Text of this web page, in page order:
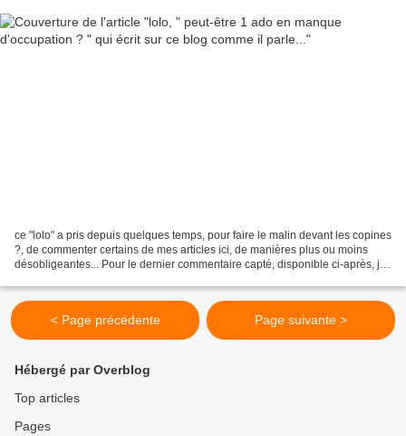
ce "lolo" a pris depuis quelques temps, pour faire le malin devant les copines
?, de commenter certains de mes articles ici, de manières plus ou moins
désobligeantes... Pour le dernier commentaire capté, disponible ci-après, je
< Page précédente Page suivante >
Hébergé par Overblog
Top articles
Pages